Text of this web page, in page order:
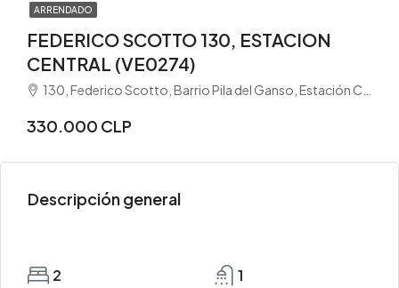
ARRENDADO
FEDERICO SCOTTO 130, ESTACION
CENTRAL (VE0274)
130, Federico Scotto, Barrio Pila del Ganso, Estación Central, Provincia de Santiago, Región Metropolitana de Santiago, 8370261, Chile
330.000 CLP
Descripción general
2 1